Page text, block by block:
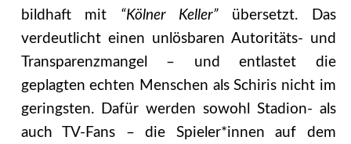
bildhaft mit “Kölner Keller”übersetzt. Das
verdeutlicht einen unlösbaren Autoritäts- und
Transparenzmangel – und entlastet die
geplagten echten Menschen als Schiris nicht im
geringsten. Dafür werden sowohl Stadion- als
auch TV-Fans – die Spieler*innen auf dem